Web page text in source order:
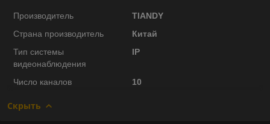
Производитель
TIANDY
Страна производитель
Китай
Тип системы
видеонаблюдения
IP
Число каналов 10
Скрыть